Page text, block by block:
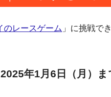
のレースゲーム 」に挑戦で
年1月6日（月）